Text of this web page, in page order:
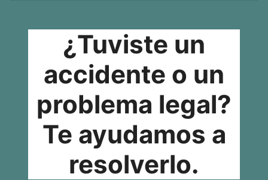
¿Tuviste un
accidente o un
problema legal?
Te ayudamos a
resolverlo.